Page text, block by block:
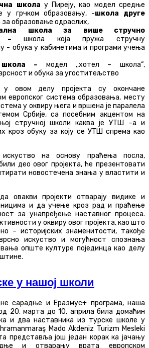
школа у Пиреју, као модел средње
у грчком образовању, -школа друге
за образовање одраслих,
школа за више стручно
–школа која пружа стручну
- обука у кабинетима и програми учења
школа – модел ,,хотел – школа“,
и обука за угоститељство
у овом делу пројекта су окончане
европског система образовања, месту
у оквиру њега и вршена је паралела
Србије, са посебним акцентом на
стручној школи каква је УТШ –а и
кроз обуку за коју се УТШ спрема као
на основу праћења посла,
део овог пројекта, ће презентовати
новостечена знања у властити и
овакви пројекти отварају видике и
и да учење кроз рад и праћење
за унапређење наставног процеса.
у оквиру овог пројекта, као што
– историјских знаменитости, такође
искуство и могућност спознања
опште културе појединца као делу
у нашој школи
сарадње и Еразмус+ програма, наша
20. марта до 10. априла била домаћин
и два наставника из турске школе у
Mado Akdeniz Turizm Mesleki
представља још један корак ка јачању
и отварању врата европском